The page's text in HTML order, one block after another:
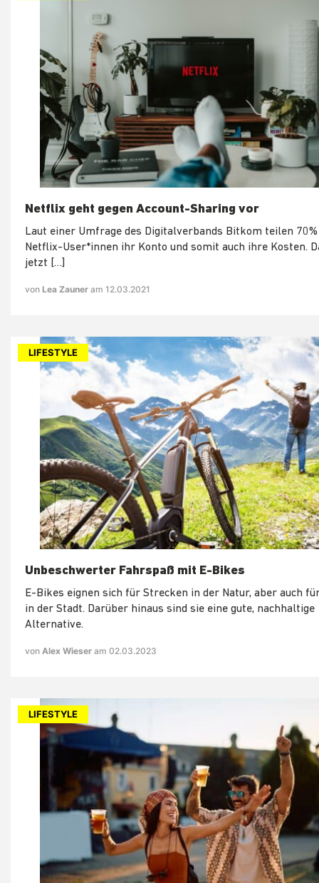
Netflix geht gegen Account-Sharing vor
Laut einer Umfrage des Digitalverbands Bitkom teilen
Netflix-User*innen ihr Konto und somit auch ihre Kosten.
jetzt […]
von Lea Zauner am 12.03.2021
LIFESTYLE
Unbeschwerter Fahrspaß mit E-Bikes
E-Bikes eignen sich für Strecken in der Natur, aber auch
in der Stadt. Darüber hinaus sind sie eine gute, nachhaltige
Alternative.
von Alex Wieser am 02.03.2023
LIFESTYLE